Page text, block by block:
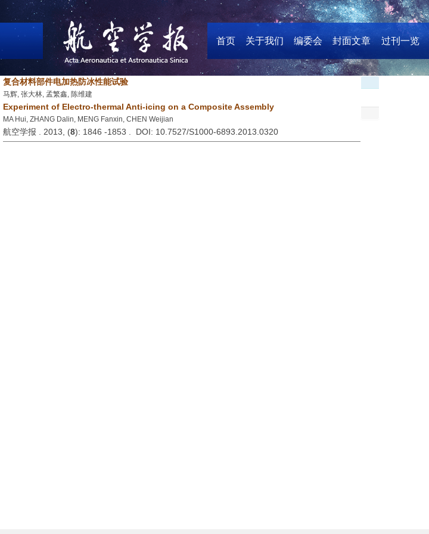
首页 关于我们 编委会 封面文章 过刊一览
复合材料部件电加热防冰性能试验
马辉, 张大林, 孟繁鑫, 陈维建
Experiment of Electro-thermal Anti-icing on a Composite Assembly
MA Hui, ZHANG Dalin, MENG Fanxin, CHEN Weijian
航空学报 . 2013, (8): 1846 -1853 . DOI: 10.7527/S1000-6893.2013.0320